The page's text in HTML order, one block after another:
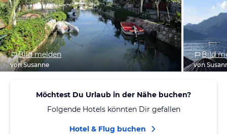
Bild melden
von Susanne
Bild
von
Möchtest Du Urlaub in der Nähe buchen?
Folgende Hotels könnten Dir gefallen
Hotel & Flug buchen